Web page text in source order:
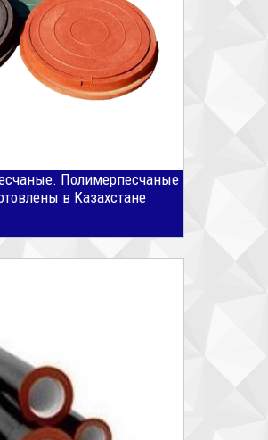
Полимерпесчаные
в Казахстане